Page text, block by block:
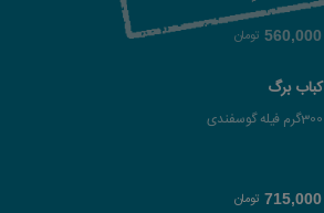
560,000 تومان
کباب برگ
300گرم فیله گوسفندی
715,000 تومان